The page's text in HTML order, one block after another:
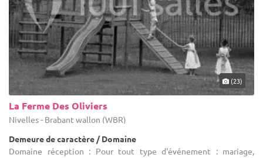
(23)
La Ferme Des Oliviers
Nivelles - Brabant wallon (WBR)
Demeure de caractère / Domaine
Domaine réception : Pour tout type d'événement : mariage,